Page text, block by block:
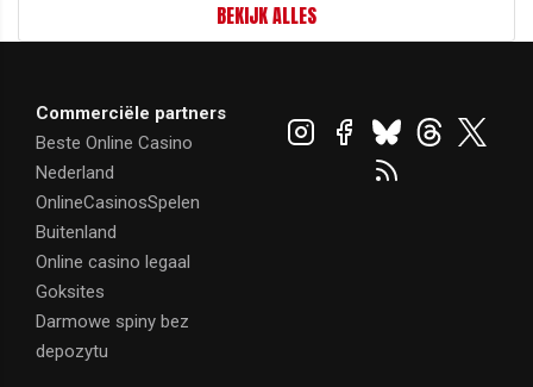
BEKIJK ALLES
Commerciële partners
Beste Online Casino
Nederland
OnlineCasinosSpelen
Buitenland
Online casino legaal
Goksites
Darmowe spiny bez
depozytu